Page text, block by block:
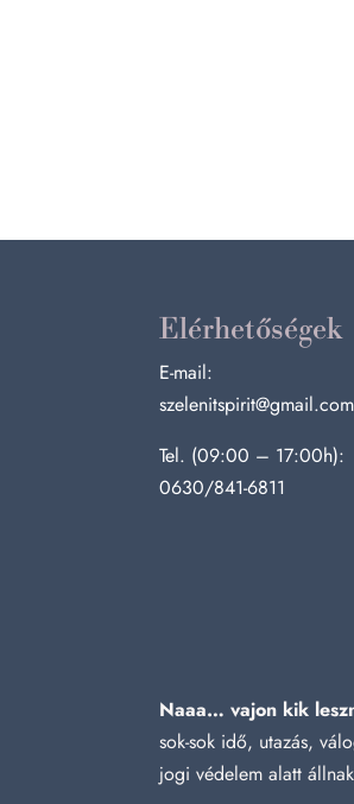
Elérhetőségek
E-mail:
szelenitspirit@gmail.com
Tel. (09:00 – 17:00h):
0630/841-6811
Naaa… vajon kik
sok-sok idő, utazás,
jogi védelem alatt